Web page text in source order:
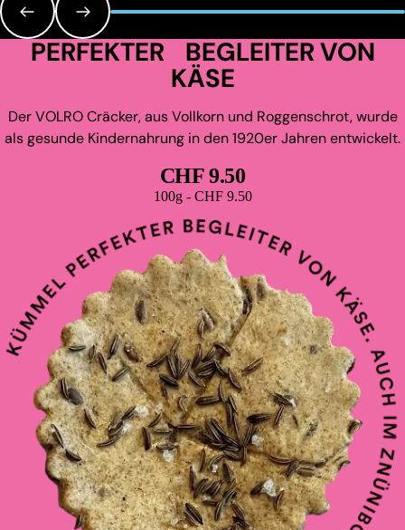
PERFEKTER BEGLEITER VON
KÄSE
Der VOLRO Cräcker, aus Vollkorn und Roggenschrot, wurde
als gesunde Kindernahrung in den 1920er Jahren entwickelt.
CHF 9.50
Grundpreis
100g - CHF 9.50